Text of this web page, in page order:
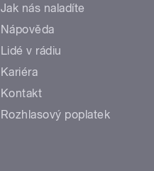
Jak nás naladíte
Nápověda
Lidé v rádiu
Kariéra
Kontakt
Rozhlasový poplatek